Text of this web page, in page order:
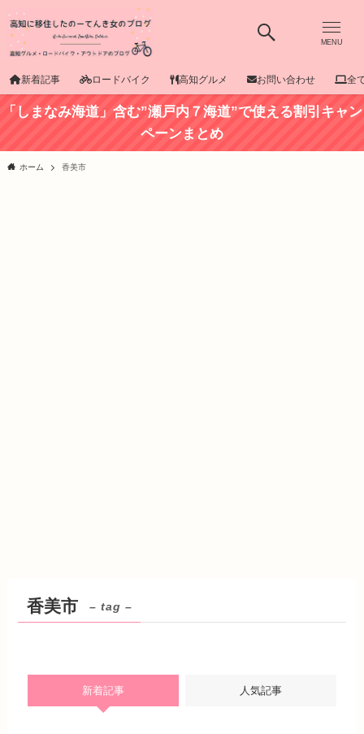
MENU
新着記事 ロードバイク 高知グルメ お問い合わせ 全
「しまなみ海道」含む”瀬戸内７海道”で使える割引キャン
ペーンまとめ
ホーム 香美市
香美市 – tag –
新着記事 人気記事